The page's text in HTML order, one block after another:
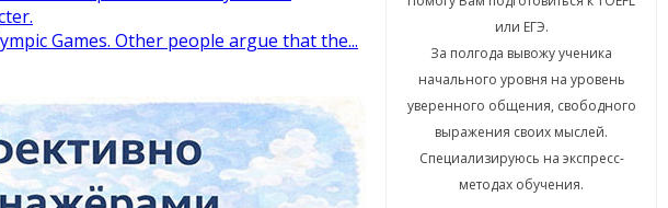
Games. Other people argue that the...
ученика
свободного
мыслей.
на экспресс-
За полгода вывожу ученика
уверенного общения, свободного
выражения своих мыслей.
Специализируюсь на экспресс-
методах обучения.
или ЕГЭ.
За полгода вывожу ученика
начального уровня на уровень
уверенного общения, свободного
выражения своих мыслей.
Специализируюсь на экспресс-
методах обучения.